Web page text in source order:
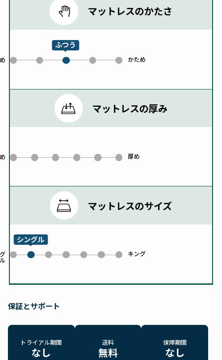
マットレスのかたさ
0
1
2
ふつう
3 かため
4
マットレスの厚み
0 1 2 3 4 厚め
5
マットレスのサイズ
ル
0
1
シングル
2 3 4 5 キング
6
保証とサポート
トライアル期間
なし
送料
無料
保障期間
なし